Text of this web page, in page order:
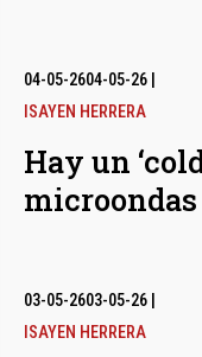
04-05-2604-05-26
ISAYEN HERRERA
Hay un
microondas
03-05-2603-05-26
ISAYEN HERRERA